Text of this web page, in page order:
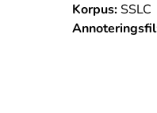
Korpus:SSLC